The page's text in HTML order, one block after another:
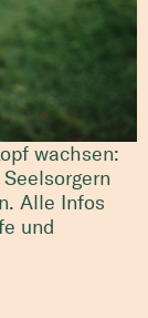
wachsen:
Alle Infos
und